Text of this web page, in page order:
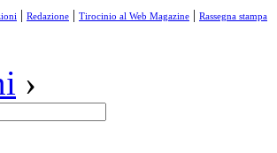
| Redazione | Tirocinio al Web Magazine | Rassegna stampa
›